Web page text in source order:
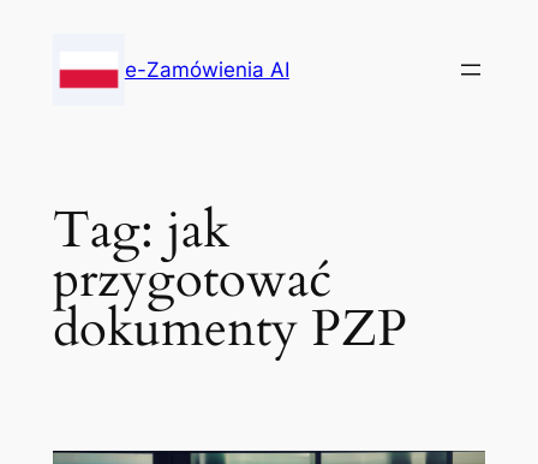
content
e-Zamówienia AI
Tag: jak
przygotować
dokumenty PZP